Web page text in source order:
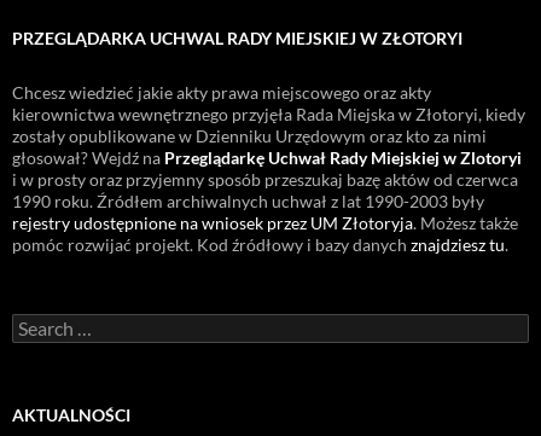
PRZEGLĄDARKA UCHWAL RADY MIEJSKIEJ W ZŁOTORYI
Chcesz wiedzieć jakie akty prawa miejscowego oraz akty
kierownictwa wewnętrznego przyjęła Rada Miejska w Złotoryi, kiedy
zostały opublikowane w Dzienniku Urzędowym oraz kto za nimi
głosował? Wejdź na Przeglądarkę Uchwał Rady Miejskiej w Zlotoryi
i w prosty oraz przyjemny sposób przeszukaj bazę aktów od czerwca
1990 roku. Źródłem archiwalnych uchwał z lat 1990-2003 były
rejestry udostępnione na wniosek przez UM Złotoryja. Możesz także
pomóc rozwijać projekt. Kod źródłowy i bazy danych znajdziesz tu.
Search
for:
AKTUALNOŚCI